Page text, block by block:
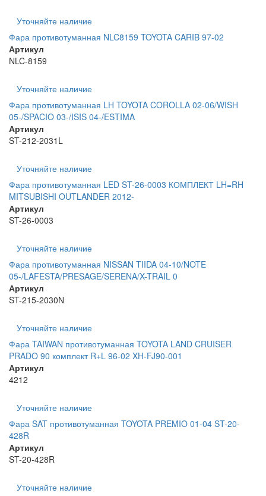
Уточняйте наличие
Фара противотуманная NLC8159 TOYOTA CARIB 97-02
Артикул
NLC-8159
Уточняйте наличие
Фара противотуманная LH TOYOTA COROLLA 02-06/WISH
05-/SPACIO 03-/ISIS 04-/ESTIMA
Артикул
ST-212-2031L
Уточняйте наличие
Фара противотуманная LED ST-26-0003 КОМПЛЕКТ LH=RH
MITSUBISHI OUTLANDER 2012-
Артикул
ST-26-0003
Уточняйте наличие
Фара противотуманная NISSAN TIIDA 04-10/NOTE
05-/LAFESTA/PRESAGE/SERENA/X-TRAIL 0
Артикул
ST-215-2030N
Уточняйте наличие
Фара TAIWAN противотуманная TOYOTA LAND CRUISER
PRADO 90 комплект R+L 96-02 XH-FJ90-001
Артикул
4212
Уточняйте наличие
Фара SAT противотуманная TOYOTA PREMIO 01-04 ST-20-
428R
Артикул
ST-20-428R
Уточняйте наличие